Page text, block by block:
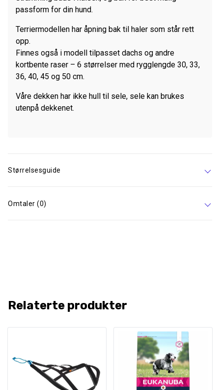
passform for din hund.
Terriermodellen har åpning bak til haler som står rett
opp.
Finnes også i modell tilpasset dachs og andre
kortbente raser – 6 størrelser med rygglengde 30, 33,
36, 40, 45 og 50 cm.
Våre dekken har ikke hull til sele, sele kan brukes
utenpå dekkenet.
Størrelsesguide
Omtaler (0)
Relaterte produkter